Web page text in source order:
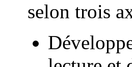
selon trois